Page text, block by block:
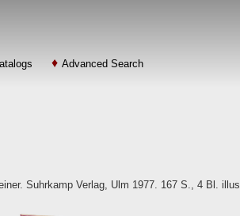
Advanced Search
Suhrkamp Verlag, Ulm 1977. 167 S., 4 Bl.